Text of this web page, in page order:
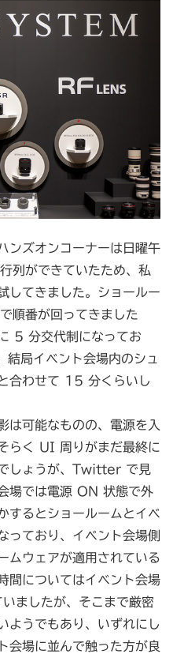
ンズオンコーナーは日曜午
列ができていたため、私
してきました。ショールー
順番が回ってきました
5 分交代制になってお
局イベント会場内のシュ
合わせて 15 分くらいし
は可能なものの、電源を入
らく UI 周りがまだ最終に
しょうが、Twitter で見
場では電源 ON 状態で外
するとショールームとイベ
っており、イベント会場側
ムウェアが適用されている
間についてはイベント会場
ましたが、そこまで厳密
ようでもあり、いずれにし
会場に並んで触った方が良